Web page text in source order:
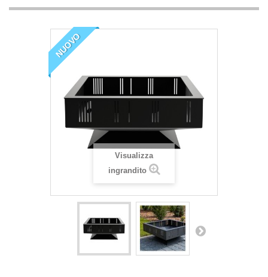
NUOVO
Visualizza
ingrandito